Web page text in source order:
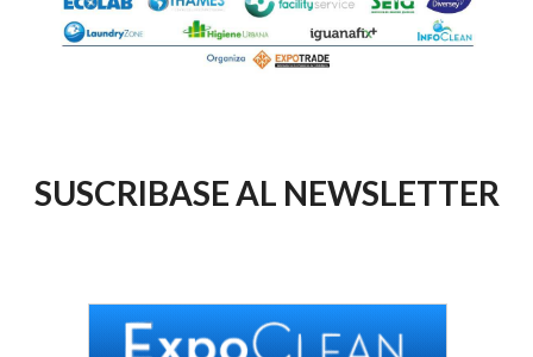
SUSCRIBASE AL NEWSLETTER